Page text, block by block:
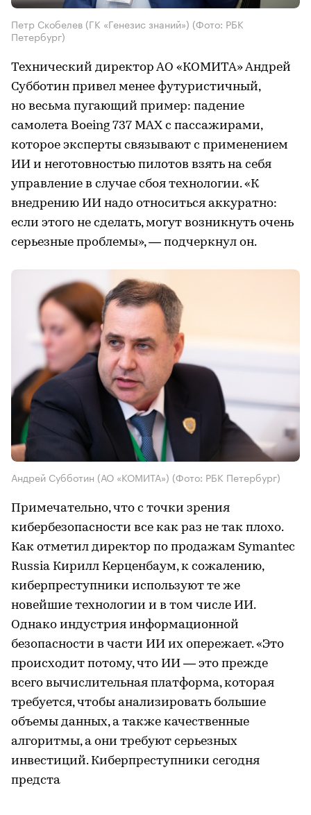
Петр Скобелев (ГК «Генезис знаний») (Фото: РБК
Петербург)
Технический директор АО «КОМИТА» Андрей
Субботин привел менее футуристичный,
но весьма пугающий пример: падение
самолета Boeing 737 MAX с пассажирами,
которое эксперты связывают с применением
ИИ и неготовностью пилотов взять на себя
управление в случае сбоя технологии. «К
внедрению ИИ надо относиться аккуратно:
если этого не сделать, могут возникнуть очень
серьезные проблемы», — подчеркнул он.
Андрей Субботин (АО «КОМИТА») (Фото: РБК Петербург)
Примечательно, что с точки зрения
кибербезопасности все как раз не так плохо.
Как отметил директор по продажам Symantec
Russia Кирилл Керценбаум, к сожалению,
киберпреступники используют те же
новейшие технологии и в том числе ИИ.
Однако индустрия информационной
безопасности в части ИИ их опережает. «Это
происходит потому, что ИИ — это прежде
всего вычислительная платформа, которая
требуется, чтобы анализировать большие
объемы данных, а также качественные
алгоритмы, а они требуют серьезных
инвестиций. Киберпреступники сегодня
предста